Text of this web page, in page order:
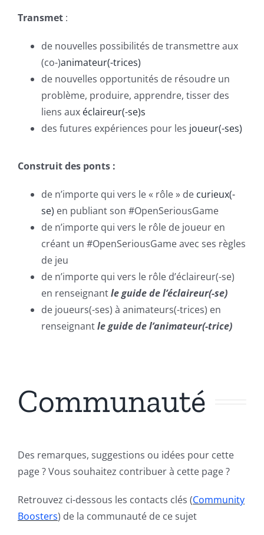
Transmet :
de nouvelles possibilités de transmettre aux
(co-)animateur(-trices)
de nouvelles opportunités de résoudre un
problème, produire, apprendre, tisser des
liens aux éclaireur(-se)s
des futures expériences pour les joueur(-ses)
Construit des ponts :
de n’importe qui vers le « rôle » de curieux(-
se) en publiant son #OpenSeriousGame
de n’importe qui vers le rôle de joueur en
créant un #OpenSeriousGame avec ses règles
de jeu
de n’importe qui vers le rôle d’éclaireur(-se)
en renseignantle guide de l’éclaireur(-se)
de joueurs(-ses) à animateurs(-trices) en
renseignantle guide de l’animateur(-trice)
Communauté
Des remarques, suggestions ou idées pour cette
page ? Vous souhaitez contribuer à cette page ?
Retrouvez ci-dessous les contacts clés (Community
Boosters) de la communauté de ce sujet